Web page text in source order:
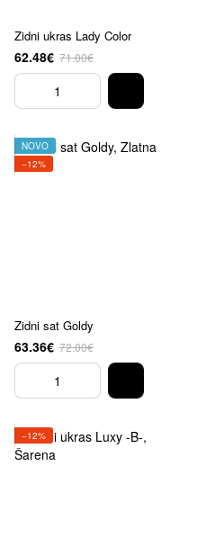
Zidni ukras Lady Color
62.48€ 71.00€
NOVO
−12%
Zidni sat Goldy
63.36€ 72.00€
−12%